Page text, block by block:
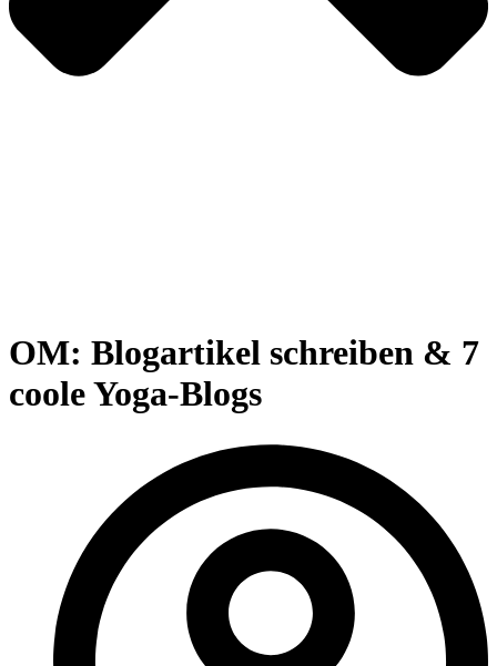
OM: Blogartikel schreiben & 7
coole Yoga-Blogs